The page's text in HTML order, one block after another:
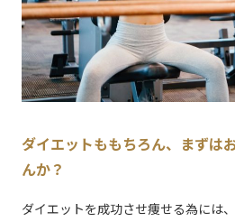
ダイエットももちろん、まずは
んか？
ダイエットを成功させ痩せる為には